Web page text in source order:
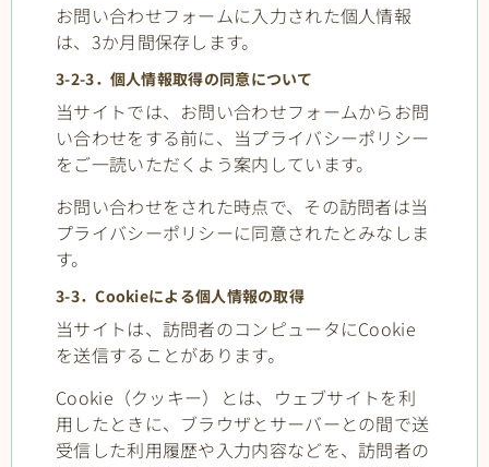
お問い合わせフォームに入力された個人情報
は、3か月間保存します。
3-2-3．個人情報取得の同意について
当サイトでは、お問い合わせフォームからお問
い合わせをする前に、当プライバシーポリシー
をご一読いただくよう案内しています。
お問い合わせをされた時点で、その訪問者は当
プライバシーポリシーに同意されたとみなしま
す。
3-3．Cookieによる個人情報の取得
当サイトは、訪問者のコンピュータにCookie
を送信することがあります。
Cookie（クッキー）とは、ウェブサイトを利
用したときに、ブラウザとサーバーとの間で送
受信した利用履歴や入力内容などを、訪問者の